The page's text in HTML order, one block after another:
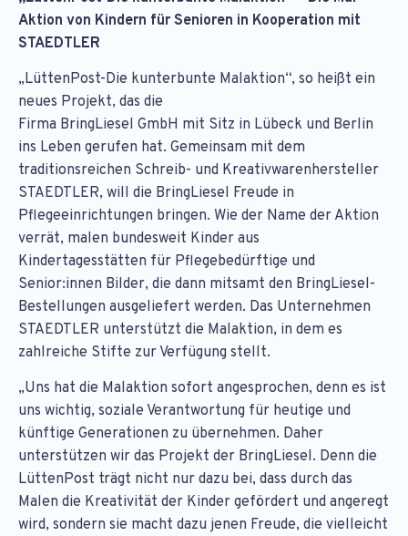
Aktion von Kindern für Senioren in Kooperation mit
STAEDTLER
„LüttenPost-Die kunterbunte Malaktion“, so heißt ein
neues Projekt, das die
Firma BringLiesel GmbH mit Sitz in Lübeck und Berlin
ins Leben gerufen hat. Gemeinsam mit dem
traditionsreichen Schreib- und Kreativwarenhersteller
STAEDTLER, will die BringLiesel Freude in
Pflegeeinrichtungen bringen. Wie der Name der Aktion
verrät, malen bundesweit Kinder aus
Kindertagesstätten für Pflegebedürftige und
Senior:innen Bilder, die dann mitsamt den BringLiesel-
Bestellungen ausgeliefert werden. Das Unternehmen
STAEDTLER unterstützt die Malaktion, in dem es
zahlreiche Stifte zur Verfügung stellt.
„Uns hat die Malaktion sofort angesprochen, denn es ist
uns wichtig, soziale Verantwortung für heutige und
künftige Generationen zu übernehmen. Daher
unterstützen wir das Projekt der BringLiesel. Denn die
LüttenPost trägt nicht nur dazu bei, dass durch das
Malen die Kreativität der Kinder gefördert und angeregt
wird, sondern sie macht dazu jenen Freude, die vielleicht